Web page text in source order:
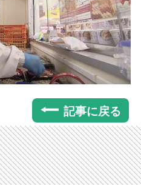
記事に戻る